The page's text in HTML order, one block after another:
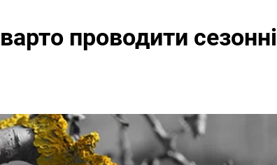
проводити сезонні